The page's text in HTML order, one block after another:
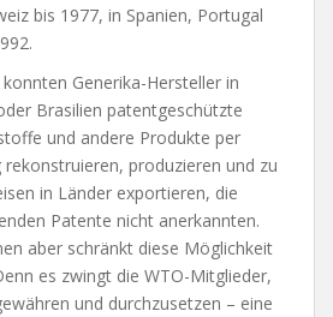
bis 1977, in Spanien, Portugal
Generika-Hersteller in
Brasilien patentgeschützte
und andere Produkte per
rekonstruieren, produzieren und zu
in Länder exportieren, die
Patente nicht anerkannten.
aber schränkt diese Möglichkeit
es zwingt die WTO-Mitglieder,
und durchzusetzen – eine